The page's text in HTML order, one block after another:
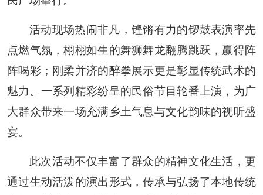
活动现场热闹非凡，铿锵有力的锣鼓表演率先
点燃气氛，栩栩如生的舞狮舞龙翻腾跳跃，赢得阵
阵喝彩；刚柔并济的醉拳展示更是彰显传统武术的
魅力。一系列精彩纷呈的民俗节目轮番上演，为广
大群众带来一场充满乡土气息与文化韵味的视听盛
宴。
此次活动不仅丰富了群众的精神文化生活，更
通过生动活泼的演出形式，传承与弘扬了本地传统